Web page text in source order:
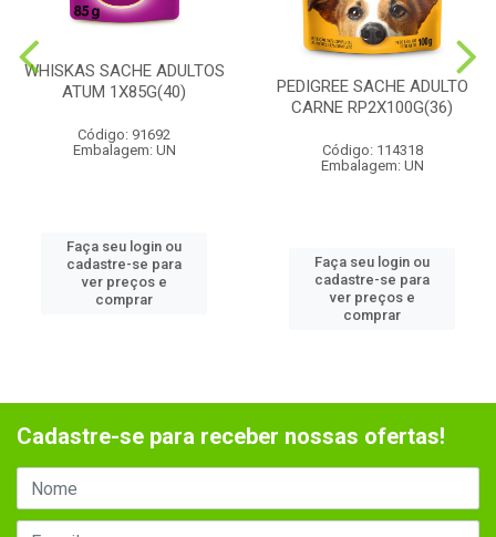
WHISKAS SACHE ADULTOS
ATUM 1X85G(40)
Código: 91692
Embalagem: UN
Faça seu login ou
cadastre-se para
ver preços e
comprar
PEDIGREE SACHE ADULTO
CARNE RP2X100G(36)
Código: 114318
Embalagem: UN
Faça seu login ou
cadastre-se para
ver preços e
comprar
Cadastre-se para receber nossas ofertas!